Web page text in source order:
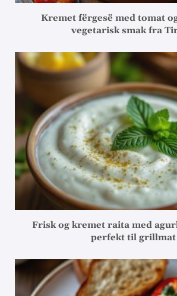
Kremet fërgesë med tomat
vegetarisk smak fra
Frisk og kremet raita med
perfekt til grillmat